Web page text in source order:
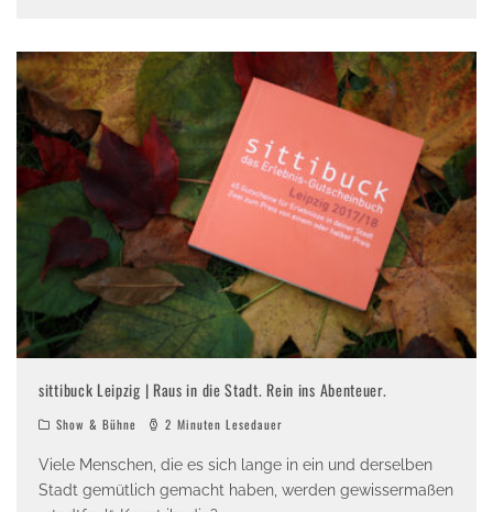
sittibuck Leipzig | Raus in die Stadt. Rein ins Abenteuer.
Show & Bühne 2 Minuten Lesedauer
Viele Menschen, die es sich lange in ein und derselben
Stadt gemütlich gemacht haben, werden gewissermaßen